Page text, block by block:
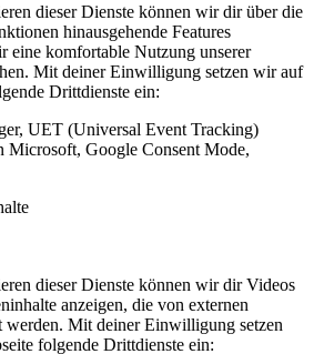
dieser Dienste können wir dir über die
hinausgehende Features
eine komfortable Nutzung unserer
Mit deiner Einwilligung setzen wir auf
Drittdienste ein:
UET (Universal Event Tracking)
Microsoft, Google Consent Mode,
dieser Dienste können wir dir Videos
anzeigen, die von externen
werden. Mit deiner Einwilligung setzen
folgende Drittdienste ein: